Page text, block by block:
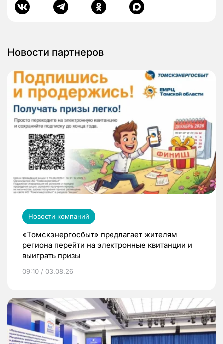
Новости партнеров
Новости компаний
«Томскэнергосбыт» предлагает жителям
региона перейти на электронные квитанции и
выиграть призы
09:10 / 03.08.26